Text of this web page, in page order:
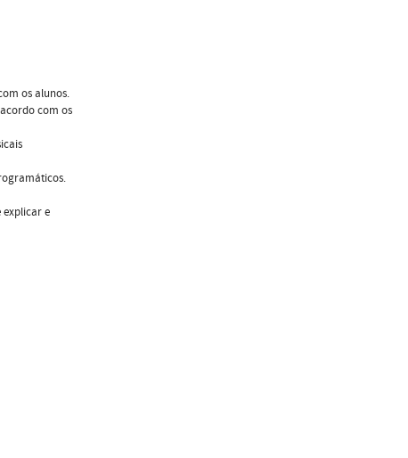
os alunos.
com os
explicar e